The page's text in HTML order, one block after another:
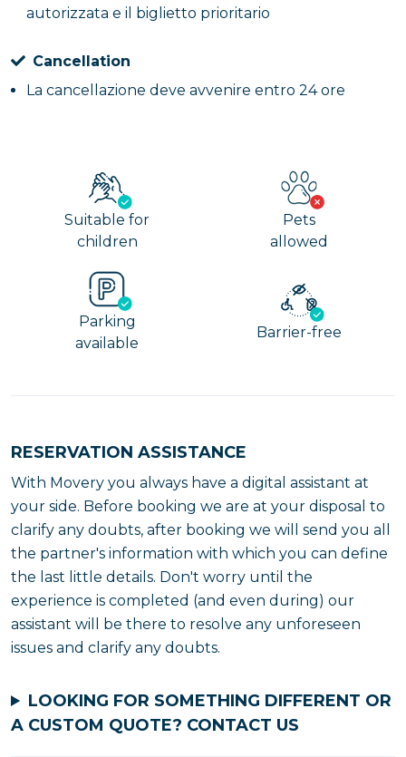
autorizzata e il biglietto prioritario
Cancellation
La cancellazione deve avvenire entro 24 ore
Suitable for
children
Pets
allowed
Parking
available
Barrier-free
RESERVATION ASSISTANCE
With Movery you always have a digital assistant at
your side. Before booking we are at your disposal to
clarify any doubts, after booking we will send you all
the partner's information with which you can define
the last little details. Don't worry until the
experience is completed (and even during) our
assistant will be there to resolve any unforeseen
issues and clarify any doubts.
LOOKING FOR SOMETHING DIFFERENT OR
A CUSTOM QUOTE? CONTACT US